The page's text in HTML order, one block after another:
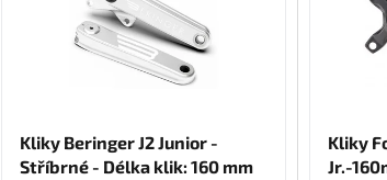
Kliky Beringer J2 Junior -
Stříbrné - Délka klik: 160 mm
Kliky
Jr.-